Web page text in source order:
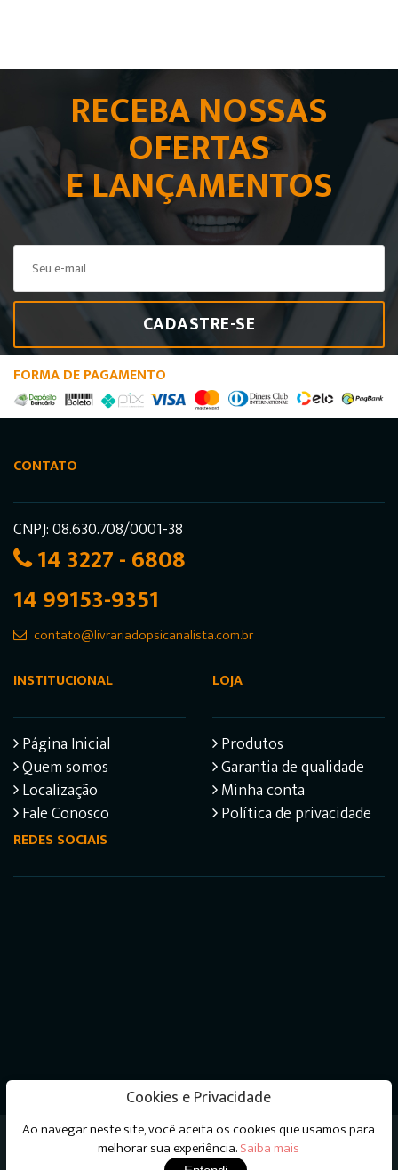
RECEBA NOSSAS
OFERTAS
E LANÇAMENTOS
CADASTRE-SE
FORMA DE PAGAMENTO
CONTATO
CNPJ: 08.630.708/0001-38
14 3227 - 6808
14 99153-9351
contato@livrariadopsicanalista.com.br
INSTITUCIONAL
Página Inicial
Quem somos
Localização
Fale Conosco
LOJA
Produtos
Garantia de qualidade
Minha conta
Política de privacidade
REDES SOCIAIS
Livraria do Psicanalista © 2026 - Todos os direitos
reservados
Cookies e Privacidade
Ao navegar neste site, você aceita os cookies que usamos para
melhorar sua experiência.Saiba mais